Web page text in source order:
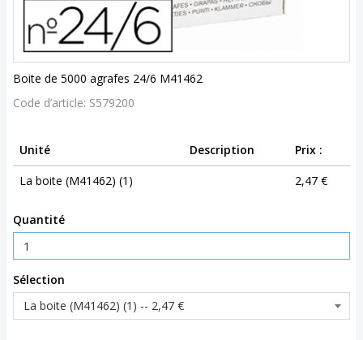
Boite de 5000 agrafes 24/6 M41462
Code d’article: S579200
Unité Description
Prix :
La boite (M41462) (1)
2,47 €
Quantité
Sélection